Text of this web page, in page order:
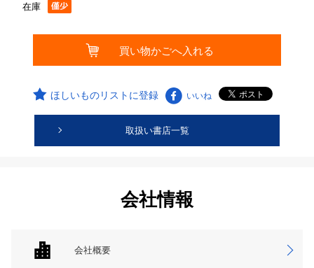
在庫
ほしいものリストに登録 いいね
取扱い書店一覧
会社情報
会社概要